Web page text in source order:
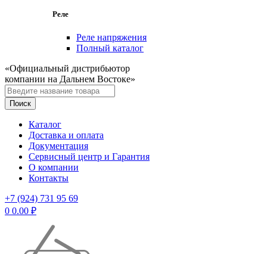
Реле
Реле напряжения
Полный каталог
«Официальный дистрибьютор
компании на Дальнем Востоке»
Каталог
Доставка и оплата
Документация
Сервисный центр и Гарантия
О компании
Контакты
+7 (924) 731 95 69
0 0.00 ₽